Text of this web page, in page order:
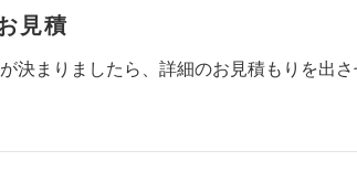
見積
決まりましたら、詳細のお見積もりを出さ